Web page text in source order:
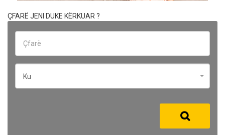
ÇFARË JENI DUKE KËRKUAR ?
Ku